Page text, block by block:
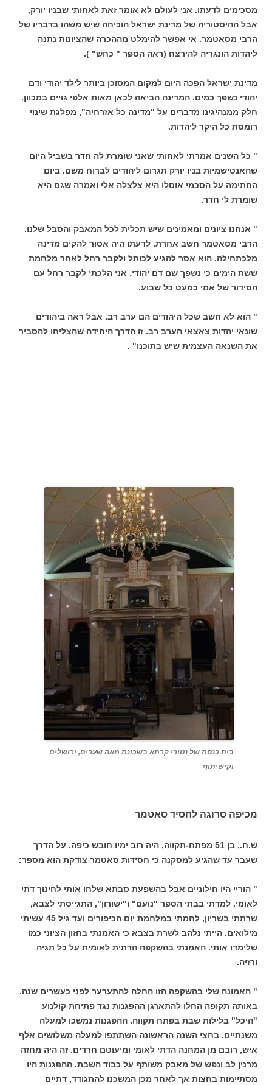
מסכימים לדעתו. אני לעולם לא אומר זאת לאחותי שבניו יורק,
אבל ההיסטוריה של מדינת ישראל הוכיחה שיש משהו בדבריו של
הרבי מסאטמר. אי אפשר להימלט מההכרה שהציונות נתנה
ליהדות הונגריה להירצח (ראה הספר " כחש" ).
מדינת ישראל הפכה היום למקום המסוכן ביותר לילד יהודי ודם
יהודי נשפך כמים. המדינה הביאה לכאן מאות אלפי גויים במכוון.
חלק ממנהיגינו מדברים על "מדינה כל אזרחיה", מפלגת שינוי
רומסת כל היקר ליהדות.
" כל השנים אמרתי לאחותי שאני שומרת לה חדר בשביל היום
שהאנטישמיות בניו יורק תגרום ליהודים לברוח משם. ביום
החתימה על הסכמי אוסלו היא צלצלה אלי ואמרה שגם היא
שומרת לי חדר.
" אנחנו ציונים ומאמינים שיש תכלית לכל המאבק והסבל שלנו.
הרבי מסאטמר חשב אחרת. לדעתו היה אסור להקים מדינה
מלכתחילה. הוא אסר להגיע לכותל ולקבר רחל לאחר מלחמת
ששת הימים כי נשפך שם דם יהודי. אני הלכתי לקבר רחל עם
הסידור של אמי כמעט כל שבוע.
" הוא לא חשב שכל היהודים הם ערב רב. אבל ראה ביהודים
שונאי יהדות צאצאי הערב רב. זו הדרך היחידה שהצליחו להסביר
את השנאה העצמית שיש בתוכנו" .
בית כנסת של נטורי קרתא בשכונת מאה שערים, ירושלים
וקישיתוף
מכיפה סרוגה לחסיד סאטמר
ש.ח., בן 51 מפתח-תקווה, היה רוב ימיו חובש כיפה. על הדרך
שעבר עד שהגיע למסקנה כי חסידות סאטמר צודקת הוא מספר:
" הוריי היו חילוניים אבל בהשפעת סבתא שלחו אותי לחינוך דתי
לאומי. למדתי בבתי הספר "נועם" ו"ישורון", התגייסתי לצבא,
שרתתי בשריון, לחמתי במלחמת יום הכיפורים ועד גיל 45 עשיתי
מילואים. הייתי נלהב לשרת בצבא כי האמנתי בחזון הציוני כמו
שלימדו אותי. האמנתי בהשקפה הדתית לאומית על כל תגיה
ורזיה.
" האמונה שלי בהשקפה הזו החלה להתערער לפני כעשרים שנה.
באותה תקופה החלו להתארגן ההפגנות נגד פתיחת קולנוע
"היכל" בלילות שבת בפתח תקווה. ההפגנות נמשכו למעלה
משנתיים. בחצי השנה הראשונה השתתפו למעלה משלושים אלף
איש, רובם מן המחנה הדתי לאומי ומיעוטם חרדים. זה היה מחזה
מרנין לב ונפש של מאבק משותף על כבוד השבת. ההפגנות היו
מסתיימות בחצות אך לאחר מכן המשכנו להתגודד, דתיים